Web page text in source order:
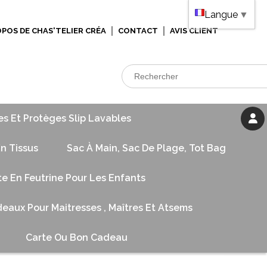
DE CHAS'TELIER CRÉA CONTACT AVIS CLIENT
Et Protèges Slip Lavables
Tissus Sac À Main, Sac De Plage, Tot Bag
En Feutrine Pour Les Enfants
Pour Maitresses , Maîtres Et Atsems
Carte Ou Bon Cadeau
Langue ▼